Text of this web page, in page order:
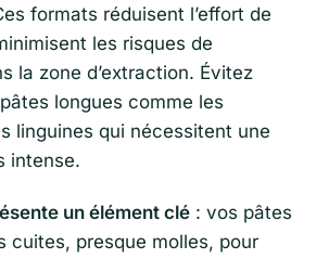
formats réduisent l’effort de
les risques de
la zone d’extraction. Évitez
longues comme les
linguines qui nécessitent une
intense.
un élément clé : vos pâtes
cuites, presque molles, pour